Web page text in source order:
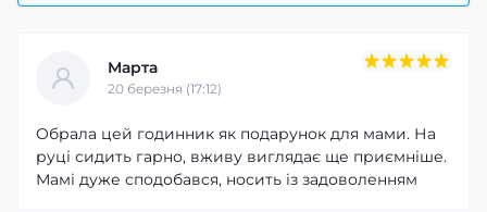
Марта
20 березня (17:12)
Обрала цей годинник як подарунок для мами. На
руці сидить гарно, вживу виглядає ще приємніше.
Мамі дуже сподобався, носить із задоволенням